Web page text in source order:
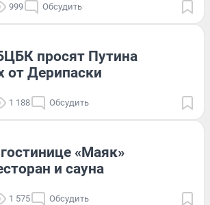
999 Обсудить
просят Путина
от Дерипаски
1 188 Обсудить
«Маяк»
и сауна
1 575 Обсудить